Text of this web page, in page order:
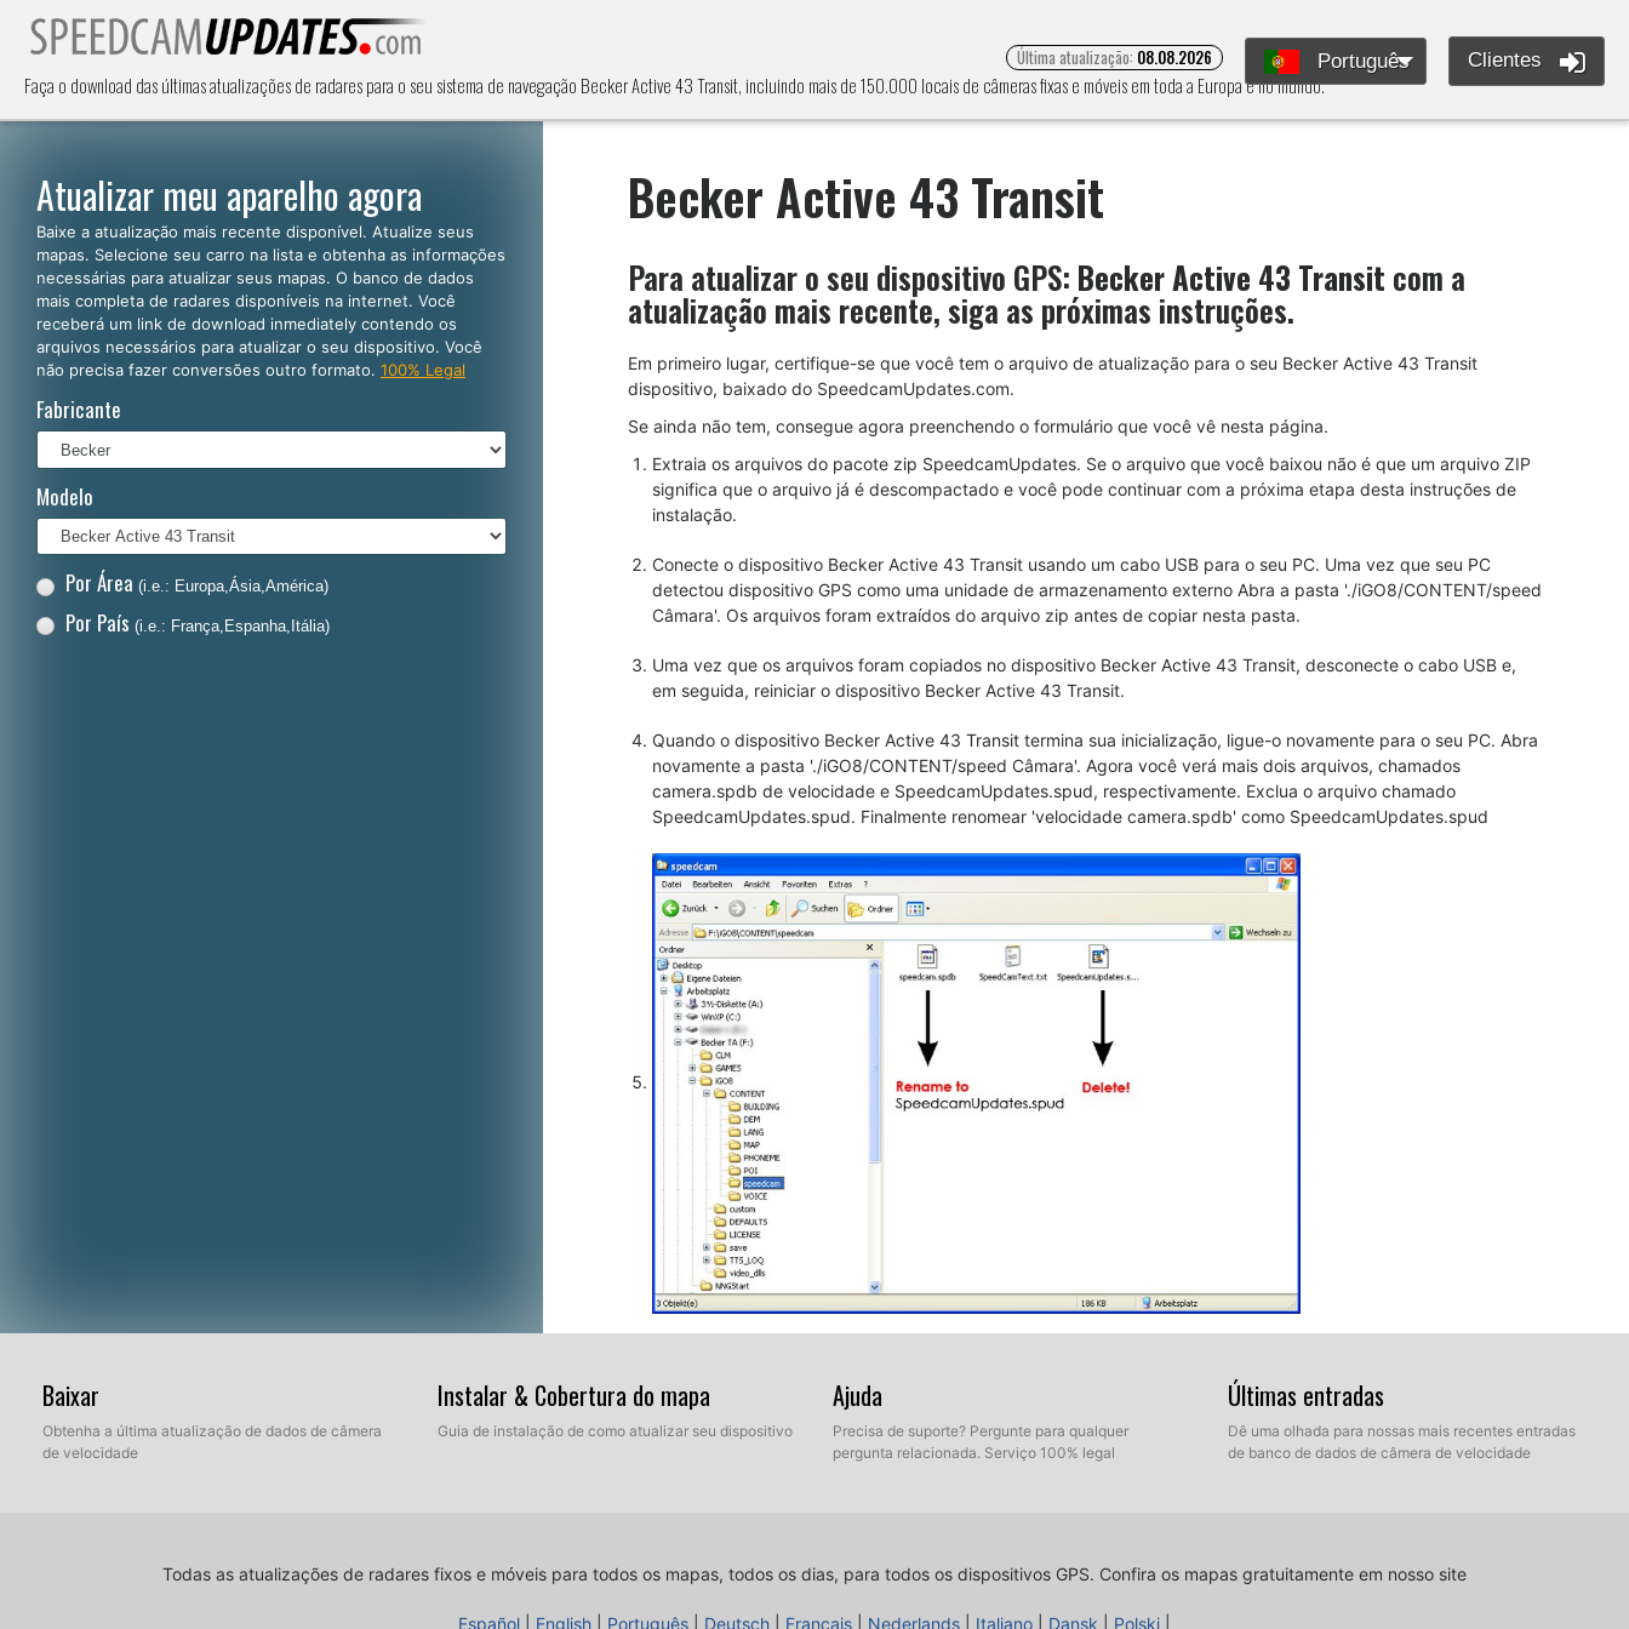
Faça o download das últimas atualizações de radares para o seu sistema de navegação Becker Active 43 Transit, incluindo mais de 150.000 locais de câmeras fixas e móveis em toda a Europa e no mundo.
Última atualização: 08.08.2026 Português Clientes
Atualizar meu aparelho agora
Baixe a atualização mais recente disponível. Atualize seus
mapas. Selecione seu carro na lista e obtenha as informações
necessárias para atualizar seus mapas. O banco de dados
mais completa de radares disponíveis na internet. Você
receberá um link de download inmediately contendo os
arquivos necessários para atualizar o seu dispositivo. Você
não precisa fazer conversões outro formato. 100% Legal
Fabricante
Modelo
Por Área (i.e.: Europa,Ásia,América)
Por País (i.e.: França,Espanha,Itália)
Becker Active 43 Transit
Para atualizar o seu dispositivo GPS: Becker Active 43 Transit com a
atualização mais recente, siga as próximas instruções.
Em primeiro lugar, certifique-se que você tem o arquivo de atualização para o seu Becker Active 43 Transit
dispositivo, baixado do SpeedcamUpdates.com.
Se ainda não tem, consegue agora preenchendo o formulário que você vê nesta página.
Extraia os arquivos do pacote zip SpeedcamUpdates. Se o arquivo que você baixou não é que um arquivo ZIP
significa que o arquivo já é descompactado e você pode continuar com a próxima etapa desta instruções de
instalação.
Conecte o dispositivo Becker Active 43 Transit usando um cabo USB para o seu PC. Uma vez que seu PC
detectou dispositivo GPS como uma unidade de armazenamento externo Abra a pasta './iGO8/CONTENT/speed
Câmara'. Os arquivos foram extraídos do arquivo zip antes de copiar nesta pasta.
Uma vez que os arquivos foram copiados no dispositivo Becker Active 43 Transit, desconecte o cabo USB e,
em seguida, reiniciar o dispositivo Becker Active 43 Transit.
Quando o dispositivo Becker Active 43 Transit termina sua inicialização, ligue-o novamente para o seu PC. Abra
novamente a pasta './iGO8/CONTENT/speed Câmara'. Agora você verá mais dois arquivos, chamados
camera.spdb de velocidade e SpeedcamUpdates.spud, respectivamente. Exclua o arquivo chamado
SpeedcamUpdates.spud. Finalmente renomear 'velocidade camera.spdb' como SpeedcamUpdates.spud
Transit. Agora, ir para fora para obter cobertura GPS. Verifique que se criou um novo menu. Vá para
'Configurações/navegação configurações/perigo no local' ou 'Configurações/navegação
configurações/velocidade câmera'. Verifique que cada opção é ajustada às suas preferências.
Baixar
Obtenha a última atualização de dados de câmera
de velocidade
Instalar & Cobertura do mapa
Guia de instalação de como atualizar seu dispositivo
Ajuda
Precisa de suporte? Pergunte para qualquer
pergunta relacionada. Serviço 100% legal
Últimas entradas
Dê uma olhada para nossas mais recentes entradas
de banco de dados de câmera de velocidade
Todas as atualizações de radares fixos e móveis para todos os mapas, todos os dias, para todos os dispositivos GPS. Confira os mapas gratuitamente em nosso site
Español English Português Deutsch Français Nederlands Italiano Dansk Polski